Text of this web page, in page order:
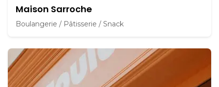
Maison Sarroche
Boulangerie / Pâtisserie / Snack